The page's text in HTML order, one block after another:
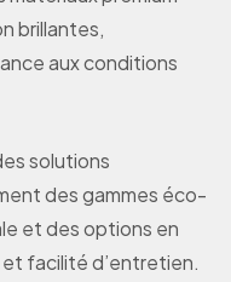
brillantes,
aux conditions
solutions
des gammes éco-
et des options en
facilité d’entretien.